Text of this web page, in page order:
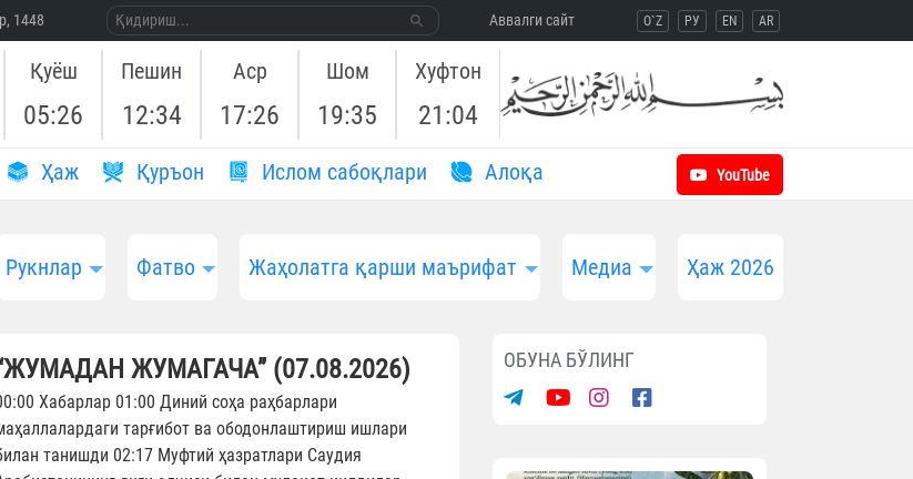
1448 Aввалги сайт O`Z РУ EN AR
Қуёш
05:26
Пешин
12:34
Аср
17:26
Шом
19:35
Хуфтон
21:04
Ҳаж Қуръон Ислом сабоқлари Aлоқа YouTube
Рукнлар Фатво Жаҳолатга қарши маърифат Медиа Ҳаж 2026
ЖУМАГАЧА” (07.08.2026)
Хабарлар 01:00 Диний соҳа раҳбарлари
тарғибот ва ободонлаштириш ишлари
танишди 02:17 Муфтий ҳазратлари Саудия
ОБУНА БЎЛИНГ